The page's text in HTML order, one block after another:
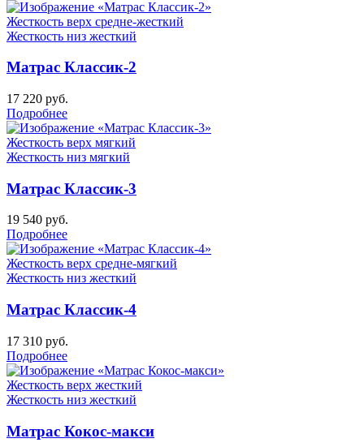
Жесткость верх средне-жесткий
Жесткость низ жесткий
Матрас Классик-2
17 220 руб.
Подробнее
Жесткость верх мягкий
Жесткость низ мягкий
Матрас Классик-3
19 540 руб.
Подробнее
Жесткость верх средне-мягкий
Жесткость низ жесткий
Матрас Классик-4
17 310 руб.
Подробнее
Жесткость верх жесткий
Жесткость низ жесткий
Матрас Кокос-макси